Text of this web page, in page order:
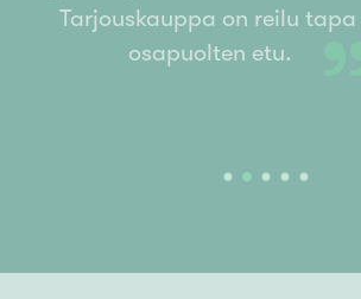
Tarjouskauppa on reilu
osapuolten etu.